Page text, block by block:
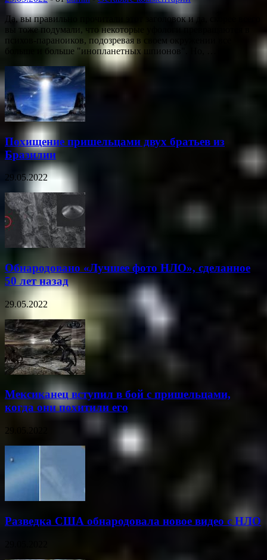
Да, вы правильно прочитали этот заголовок и да, скорее всего
вы тоже подумали, что некоторые уфологи превращаются в
психов-параноиков, подозревая в своем окружении все
больше и больше "инопланетных шпионов". Но, …
Похищение пришельцами двух братьев из
Бразилии
29.05.2022
Обнародовано «Лучшее фото НЛО», сделанное
50 лет назад
29.05.2022
Мексиканец вступил в бой с пришельцами,
когда они похитили его
Разведка США обнародовала новое видео с НЛО